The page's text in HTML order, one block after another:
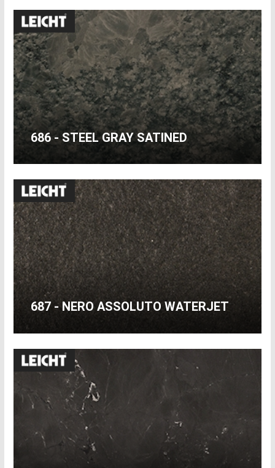
686 - STEEL GRAY SATINED
687 - NERO ASSOLUTO WATERJET